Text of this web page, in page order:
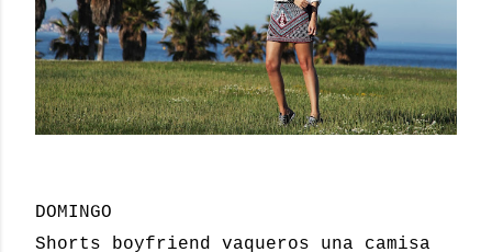
DOMINGO
Shorts boyfriend vaqueros una camisa